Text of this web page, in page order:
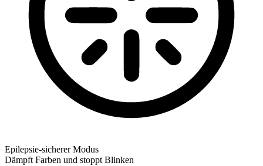
Epilepsie-sicherer Modus
Dämpft Farben und stoppt Blinken